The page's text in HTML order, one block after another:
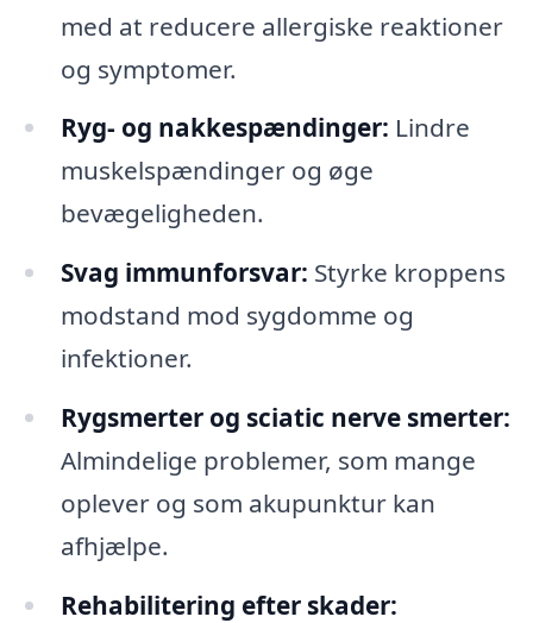
med at reducere allergiske reaktioner
og symptomer.
Ryg- og nakkespændinger: Lindre
muskelspændinger og øge
bevægeligheden.
Svag immunforsvar: Styrke kroppens
modstand mod sygdomme og
infektioner.
Rygsmerter og sciatic nerve smerter:
Almindelige problemer, som mange
oplever og som akupunktur kan
afhjælpe.
Rehabilitering efter skader: